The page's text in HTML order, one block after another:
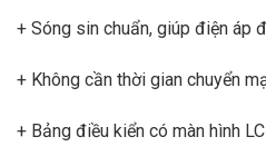
+ Sóng sin chuẩn, giúp điện áp
+ Không cần thời gian chuyển
+ Bảng điều kiển có màn hình